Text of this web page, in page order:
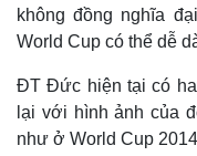
Thế giới
Quan sát
Cuộc sống đó đây
không đồng nghĩa
World Cup có thể dễ
ĐT Đức hiện tại có
lại với hình ảnh của
như ở World Cup